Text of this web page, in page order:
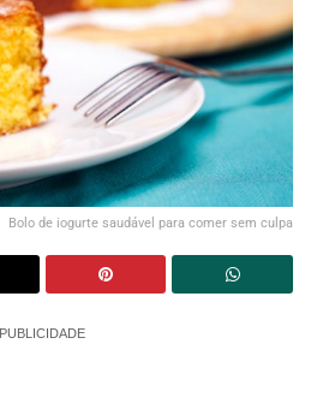
Bolo de iogurte saudável para comer sem culpa
PUBLICIDADE